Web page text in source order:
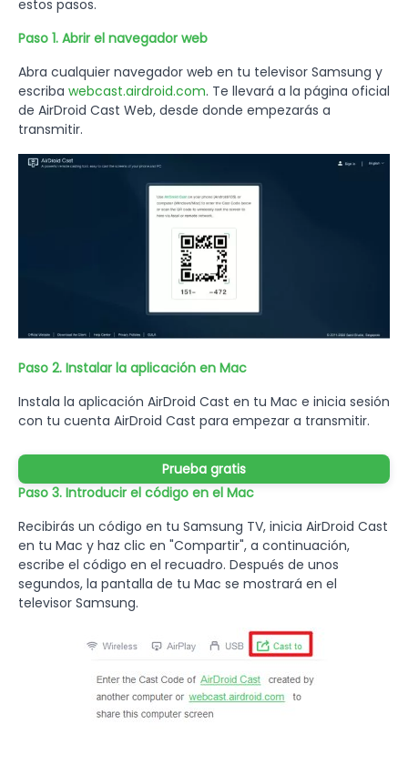
estos pasos.
Paso 1. Abrir el navegador web
Abra cualquier navegador web en tu televisor Samsung y
escriba webcast.airdroid.com. Te llevará a la página oficial
de AirDroid Cast Web, desde donde empezarás a
transmitir.
Paso 2. Instalar la aplicación en Mac
Instala la aplicación AirDroid Cast en tu Mac e inicia sesión
con tu cuenta AirDroid Cast para empezar a transmitir.
Prueba gratis
Paso 3. Introducir el código en el Mac
Recibirás un código en tu Samsung TV, inicia AirDroid Cast
en tu Mac y haz clic en "Compartir", a continuación,
escribe el código en el recuadro. Después de unos
segundos, la pantalla de tu Mac se mostrará en el
televisor Samsung.